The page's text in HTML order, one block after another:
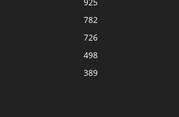
782
726
498
389